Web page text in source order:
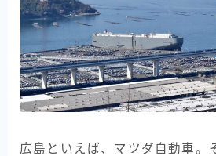
広島といえば、マツダ自動車。